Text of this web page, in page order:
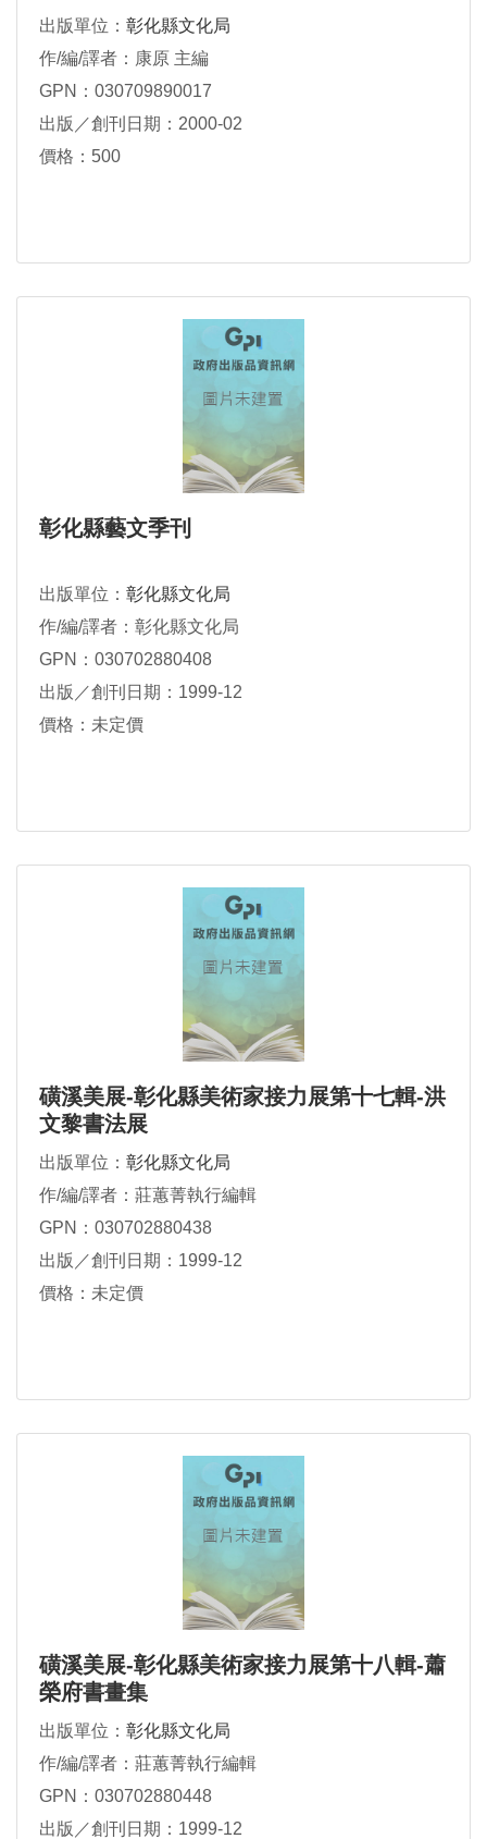
出版單位： 彰化縣文化局
作/編/譯者：康原 主編
GPN：030709890017
出版／創刊日期：2000-02
價格：500
彰化縣藝文季刊
出版單位： 彰化縣文化局
作/編/譯者：彰化縣文化局
GPN：030702880408
出版／創刊日期：1999-12
價格：未定價
磺溪美展-彰化縣美術家接力展第十七輯-洪
文黎書法展
出版單位： 彰化縣文化局
作/編/譯者：莊蕙菁執行編輯
GPN：030702880438
出版／創刊日期：1999-12
價格：未定價
磺溪美展-彰化縣美術家接力展第十八輯-蕭
榮府書畫集
出版單位： 彰化縣文化局
作/編/譯者：莊蕙菁執行編輯
GPN：030702880448
出版／創刊日期：1999-12